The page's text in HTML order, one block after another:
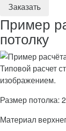
Пример
потолку
Типовой расчет
изображением.
Размер потолка:
Материал